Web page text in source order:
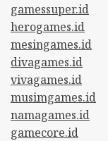
gamessuper.id
herogames.id
mesingames.id
divagames.id
vivagames.id
musimgames.id
namagames.id
gamecore.id